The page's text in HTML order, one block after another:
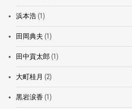
浜本浩(1)
田岡典夫 (1)
田中貢太郎 (1)
大町桂月 (2)
黒岩涙香(1)